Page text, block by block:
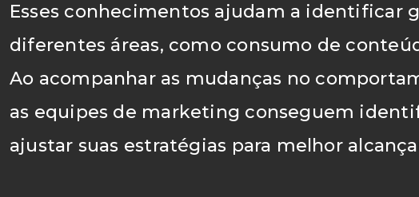
Esses conhecimentos ajudam a identificar
diferentes áreas, como consumo de
Ao acompanhar as mudanças no
as equipes de marketing conseguem
ajustar suas estratégias para melhor